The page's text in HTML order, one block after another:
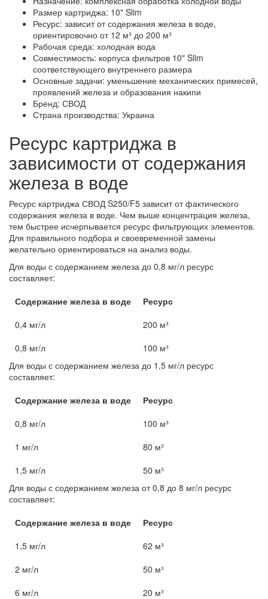
Размер картриджа: 10" Slim
Ресурс: зависит от содержания железа в воде,
ориентировочно от 12 м³ до 200 м³
Рабочая среда: холодная вода
Совместимость: корпуса фильтров 10" Slim
соответствующего внутреннего размера
Основные задачи: уменьшение механических примесей,
проявлений железа и образования накипи
Бренд: СВОД
Страна производства: Украина
Ресурс картриджа в
зависимости от содержания
железа в воде
Ресурс картриджа СВОД S250/F5 зависит от фактического
содержания железа в воде. Чем выше концентрация железа,
тем быстрее исчерпывается ресурс фильтрующих элементов.
Для правильного подбора и своевременной замены
желательно ориентироваться на анализ воды.
Для воды с содержанием железа до 0,8 мг/л ресурс
составляет:
Содержание железа в воде
Ресурс
0,4 мг/л
200 м³
0,8 мг/л
100 м³
Для воды с содержанием железа до 1,5 мг/л ресурс
составляет:
Содержание железа в воде
Ресурс
0,8 мг/л
100 м³
1 мг/л
80 м³
1,5 мг/л
50 м³
Для воды с содержанием железа от 0,8 до 8 мг/л ресурс
составляет:
Содержание железа в воде
Ресурс
1,5 мг/л
62 м³
2 мг/л
50 м³
6 мг/л
20 м³